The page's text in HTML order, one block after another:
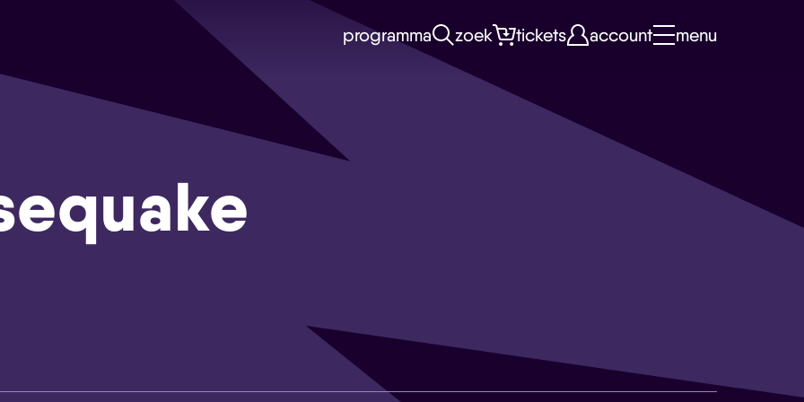
programma zoek tickets account menu